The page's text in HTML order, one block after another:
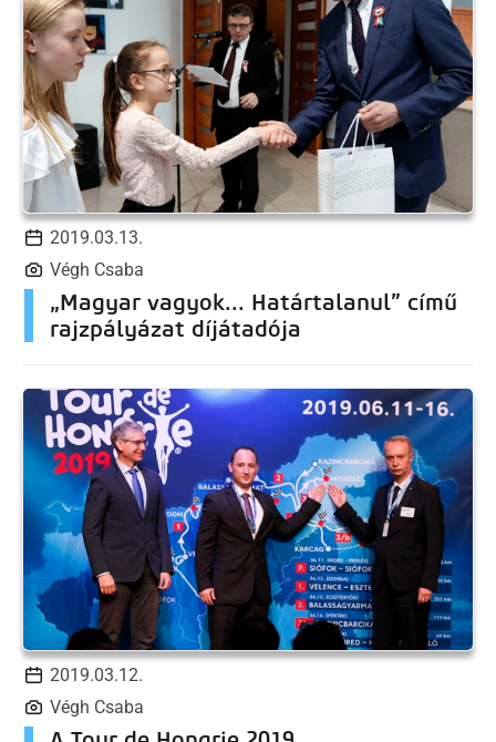
2019.03.13.
Végh Csaba
„Magyar vagyok... Határtalanul” című
rajzpályázat díjátadója
2019.03.12.
Végh Csaba